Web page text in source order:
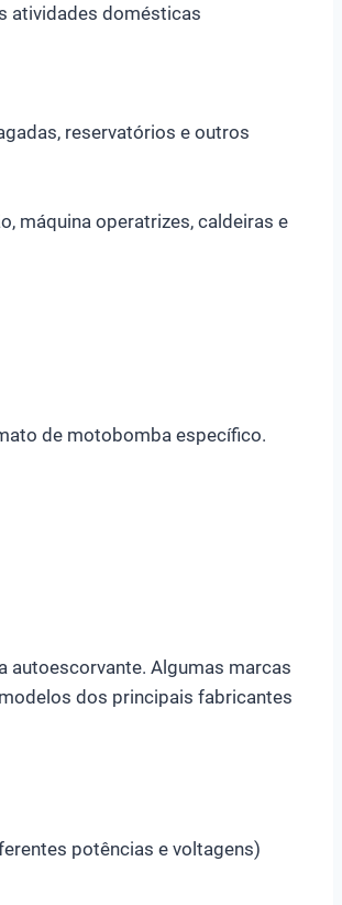
atividades domésticas
reservatórios e outros
máquina operatrizes, caldeiras e
de motobomba específico.
autoescorvante. Algumas marcas
dos principais fabricantes
potências e voltagens)